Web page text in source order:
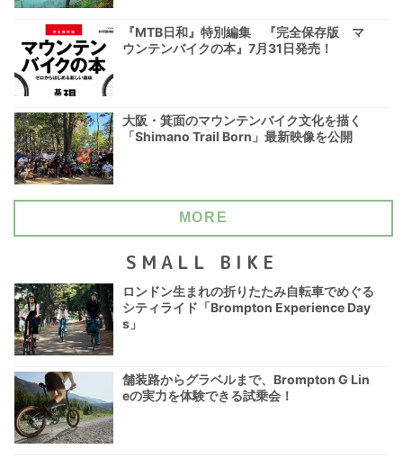
『MTB日和』特別編集 『完全保存版 マ
ウンテンバイクの本』7月31日発売！
大阪・箕面のマウンテンバイク文化を描く
「Shimano Trail Born」最新映像を公開
MORE
SMALL BIKE
ロンドン生まれの折りたたみ自転車でめぐる
シティライド「Brompton Experience Day
s」
舗装路からグラベルまで、Brompton G Lin
eの実力を体験できる試乗会！